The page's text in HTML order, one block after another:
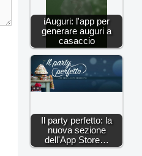
iAuguri: l'app per
generare auguri a
casaccio
Il party perfetto: la
nuova sezione
dell'App Store…